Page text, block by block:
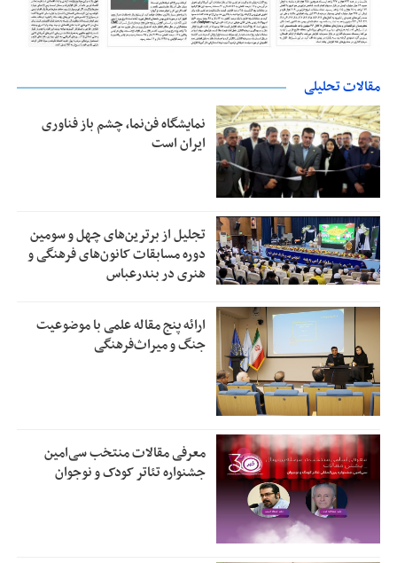
مقالات تحلیلی
نمایشگاه فن‌نما، چشم باز فناوری
ایران است
تجلیل از بر‌ترین‌های چهل و سومین
دوره مسابقات کانون‌های فرهنگی و
هنری در بندرعباس
ارائه پنج مقاله علمی با موضوعیت
جنگ و میراث‌فرهنگی
معرفی مقالات منتخب سی‌امین
جشنواره تئاتر کودک و نوجوان